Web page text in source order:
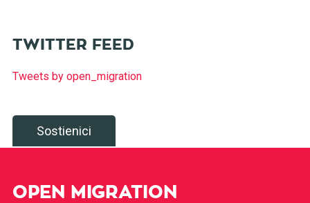
TWITTER FEED
Tweets by open_migration
Sostienici
OPEN MIGRATION